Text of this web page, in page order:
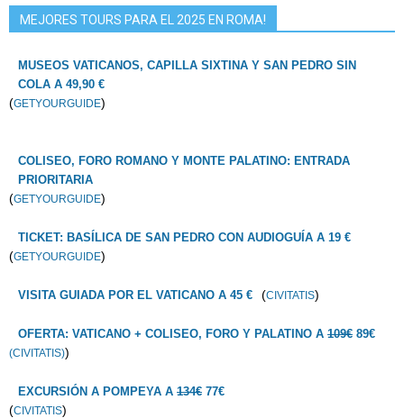
MEJORES TOURS PARA EL 2025 EN ROMA!
MUSEOS VATICANOS, CAPILLA SIXTINA Y SAN PEDRO SIN
COLA A 49,90 €
(GETYOURGUIDE)
COLISEO, FORO ROMANO Y MONTE PALATINO: ENTRADA
PRIORITARIA
(GETYOURGUIDE)
TICKET: BASÍLICA DE SAN PEDRO CON AUDIOGUÍA A 19 €
(GETYOURGUIDE)
VISITA GUIADA POR EL VATICANO A 45 € (CIVITATIS)
OFERTA: VATICANO + COLISEO, FORO Y PALATINO A 109€ 89€
(CIVITATIS))
EXCURSIÓN A POMPEYA A 134€ 77€
(CIVITATIS)